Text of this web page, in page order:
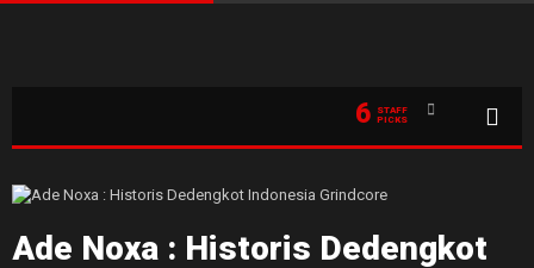
6
STAFF
PICKS
Ade Noxa : Historis Dedengkot